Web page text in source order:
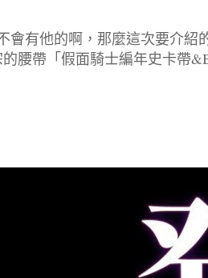
會有他的啊，那麼這次要介紹
腰帶「假面騎士編年史卡帶